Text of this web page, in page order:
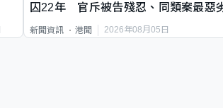
囚22年 官斥被告殘忍、同類案最惡
新聞資訊 港聞 2026年08月05日